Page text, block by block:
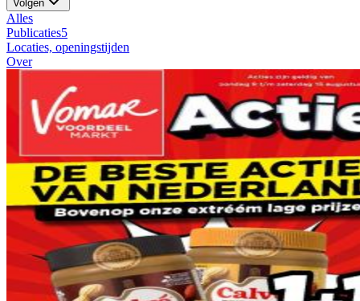
Volgen
Alles
Publicaties5
Locaties, openingstijden
Over